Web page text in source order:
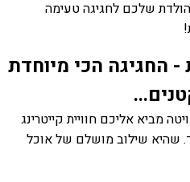
שלכם לחגיגה טעימה
- החגיגה הכי מיוחדת
מביא אליכם חוויית קייטרינג
שהיא שילוב מושלם של אוכל